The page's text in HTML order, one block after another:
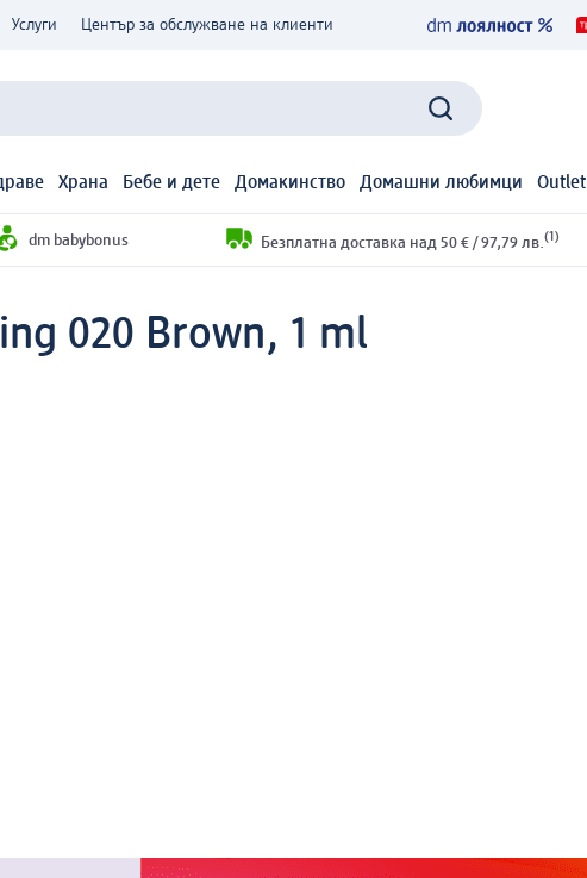
Услуги Център за обслужване на клиенти
Храна Бебе и дете Домакинство Домашни любимци Outlet
dm babybonus Безплатна доставка над 50 € / 97,79 лв. (1)
020 Brown, 1 ml